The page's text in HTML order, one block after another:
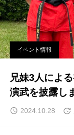
イベント情報
兄妹3人によ
演武を披露し
2024.10.28